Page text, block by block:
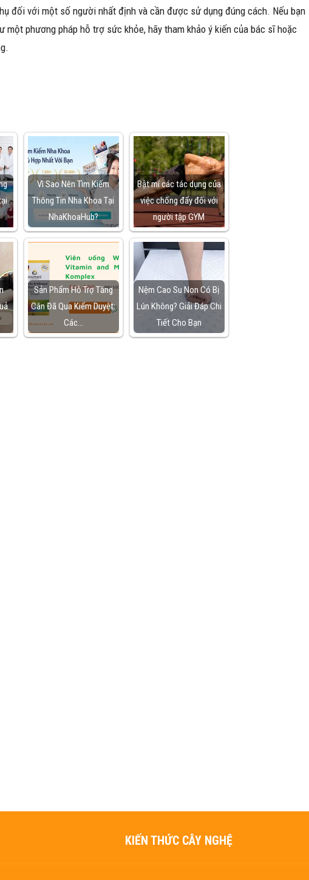
đối với một số người nhất định và cần được sử dụng đúng cách. Nếu bạn
phương pháp hỗ trợ sức khỏe, hãy tham khảo ý kiến của bác sĩ hoặc
Vì Sao Nên Tìm Kiếm
Thông Tin Nha Khoa Tại
NhaKhoaHub?
Bật mí các tác dụng của
việc chống đẩy đối với
người tập GYM
Sản Phẩm Hỗ Trợ Tăng
Cân Đã Qua Kiểm Duyệt:
Các…
Nệm Cao Su Non Có Bị
Lún Không? Giải Đáp Chi
Tiết Cho Bạn
KIẾN THỨC CÂY NGHỆ